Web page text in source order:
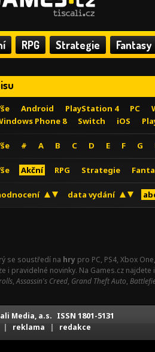
RPG Strategie Fantasy
Android PlayStation 4 PC
Phone 8
Switch iOS
# A B C D E F G
Akční RPG Strategie
data vydání
se soustředí na hry pro PC, PS4, Xbox
i pravidelné novinky. Na Games.cz
,Assassin's Creed, Grand Theft Auto,
Media, a.s. ISSN 1801-5131
| reklama | redakce